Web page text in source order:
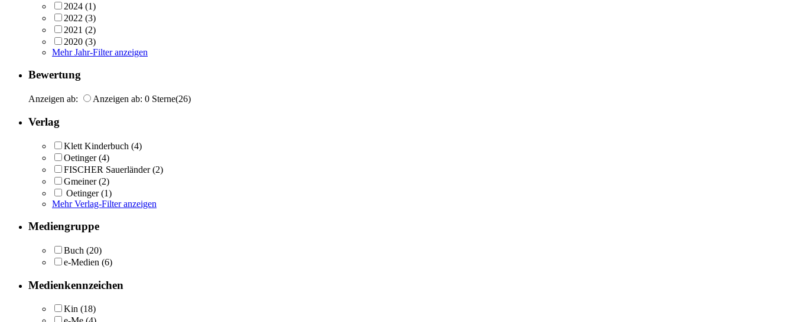
2024 (1)
2022 (3)
2021 (2)
2020 (3)
Mehr Jahr-Filter anzeigen
Bewertung
Anzeigen ab: Anzeigen ab: 0 Sterne(26)
Verlag
Klett Kinderbuch (4)
Oetinger(4)
FISCHER Sauerländer (2)
Gmeiner (2)
Oetinger (1)
Mehr Verlag-Filter anzeigen
Mediengruppe
Buch (20)
e-Medien (6)
Medienkennzeichen
Kin (18)